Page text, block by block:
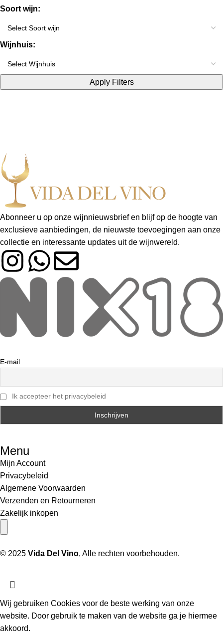
Soort wijn:
Wijnhuis:
Apply Filters
Abonneer u op onze wijnnieuwsbrief en blijf op de hoogte van
exclusieve aanbiedingen, de nieuwste toevoegingen aan onze
collectie en interessante updates uit de wijnwereld.
E-mail
Ik accepteer het privacybeleid
Menu
Mijn Account
Privacybeleid
Algemene Voorwaarden
Verzenden en Retourneren
Zakelijk inkopen
© 2025 Vida Del Vino, Alle rechten voorbehouden.
Wij gebruiken Cookies voor de beste werking van onze
website. Door gebruik te maken van de website ga je hiermee
akkoord.